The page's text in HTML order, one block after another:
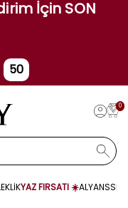
İçin SON
49
0
YAZ FIRSATI ☀️ALYANS